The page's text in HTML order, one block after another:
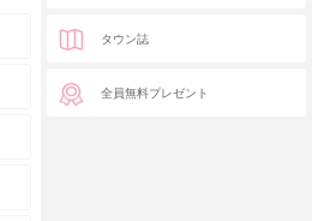
タウン誌
全員無料プレゼント